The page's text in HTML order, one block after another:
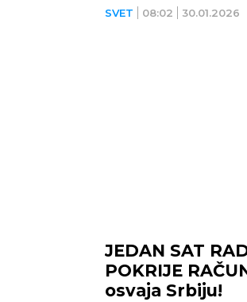
SVET 08:02 30.01.2026
JEDAN SAT
POKRIJE
osvaja Srbiju!